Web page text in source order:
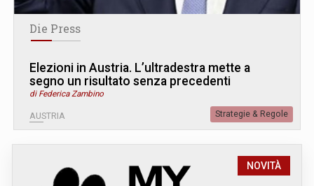
Die Press
Elezioni in Austria. L’ultradestra mette a
segno un risultato senza precedenti
di Federica Zambino
AUSTRIA Strategie & Regole
NOVITÀ